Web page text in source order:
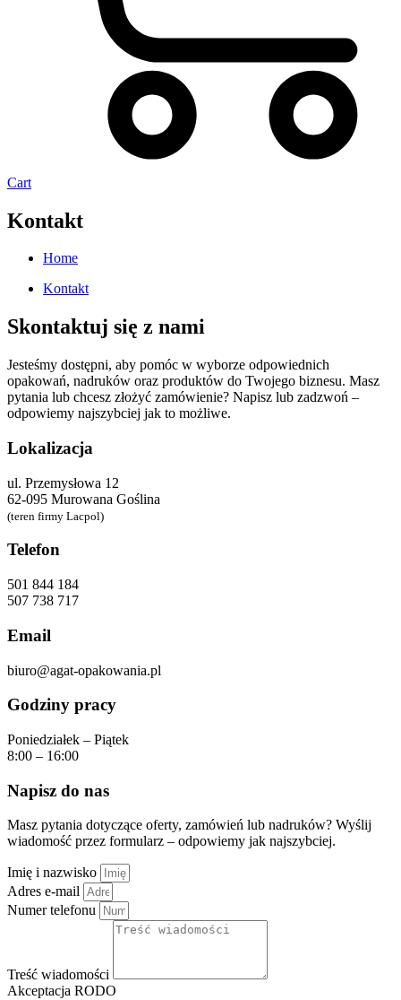
Cart
Kontakt
Home
Kontakt
Skontaktuj się z nami
Jesteśmy dostępni, aby pomóc w wyborze odpowiednich
opakowań, nadruków oraz produktów do Twojego biznesu. Masz
pytania lub chcesz złożyć zamówienie? Napisz lub zadzwoń –
odpowiemy najszybciej jak to możliwe.
Lokalizacja
ul. Przemysłowa 12
62-095 Murowana Goślina
(teren firmy Lacpol)
Telefon
501 844 184
507 738 717
Email
biuro@agat-opakowania.pl
Godziny pracy
Poniedziałek – Piątek
8:00 – 16:00
Napisz do nas
Masz pytania dotyczące oferty, zamówień lub nadruków? Wyślij
wiadomość przez formularz – odpowiemy jak najszybciej.
Imię i nazwisko
Adres e-mail
Numer telefonu
Treść wiadomości
Akceptacja RODO